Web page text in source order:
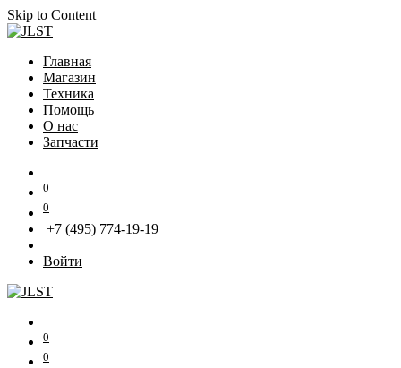
Skip to Content
Главная
Магазин
Техника
Помощь
О нас
Запчасти
0
0
+7 (495) 774-19-19
Войти
0
0